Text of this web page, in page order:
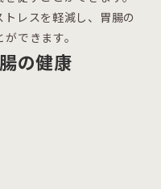
レスを軽減し、胃腸の
できます。
の健康